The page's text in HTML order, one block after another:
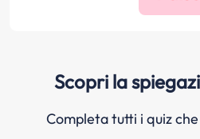
Scopri la
Completa tutti i quiz